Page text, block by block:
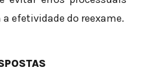
efetividade do reexame.